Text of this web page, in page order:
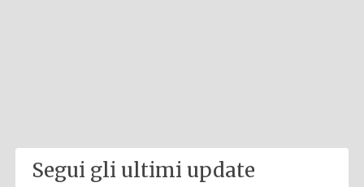
Segui gli ultimi update